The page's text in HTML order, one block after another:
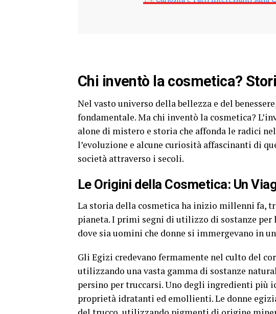
Chi inventò la cosmetica?
Nel vasto universo della bellezza e del
fondamentale. Ma chi inventò la cosmetica?
alone di mistero e storia che affonda le radici
l’evoluzione e alcune curiosità affascinanti di
società attraverso i secoli.
Le Origini della Cosmetica: Un
La storia della cosmetica ha inizio millenni fa,
pianeta. I primi segni di utilizzo di sostanze
dove sia uomini che donne si immergevano in
Gli Egizi credevano fermamente nel culto del
utilizzando una vasta gamma di sostanze
persino per truccarsi. Uno degli ingredienti più
proprietà idratanti ed emollienti. Le donne